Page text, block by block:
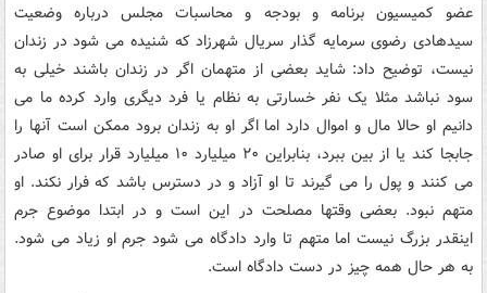
عضو کمیسیون برنامه و بودجه و محاسبات مجلس درباره وضعیت
سیدهادی رضوی سرمایه گذار سریال شهرزاد که شنیده می شود در زندان
نیست، توضیح داد: شاید بعضی از متهمان اگر در زندان باشند خیلی به
سود نباشد مثلا یک نفر خسارتی به نظام یا فرد دیگری وارد کرده ما می
دانیم او حالا مال و اموال دارد اما اگر او به زندان برود ممکن است آنها را
جابجا کند یا از بین ببرد، بنابراین ۲۰ میلیارد ۱۰ میلیارد قرار برای او صادر
می کنند و پول را می گیرند تا او آزاد و در دسترس باشد که فرار نکند. او
متهم نبود. بعضی وقتها مصلحت در این است و در ابتدا موضوع جرم
اینقدر بزرگ نیست اما متهم تا وارد دادگاه می شود جرم او زیاد می شود.
به هر حال همه چیز در دست دادگاه است.